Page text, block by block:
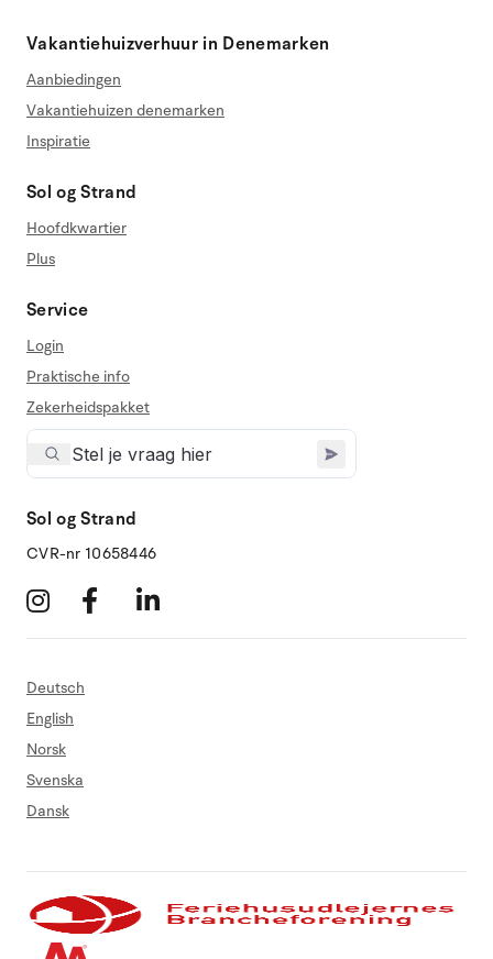
Vakantiehuizverhuur in Denemarken
Aanbiedingen
Vakantiehuizen denemarken
Inspiratie
Sol og Strand
Hoofdkwartier
Plus
Service
Login
Praktische info
Zekerheidspakket
Sol og Strand
CVR-nr 10658446
Deutsch
English
Norsk
Svenska
Dansk